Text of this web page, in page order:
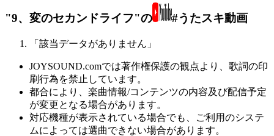
"9、変のセカンドライフ"の #うたスキ動画
「該当データがありません」
JOYSOUND.comでは著作権保護の観点より、歌詞の印
刷行為を禁止しています。
都合により、楽曲情報/コンテンツの内容及び配信予定
が変更となる場合があります。
対応機種が表示されている場合でも、ご利用のシステ
ムによっては選曲できない場合があります。